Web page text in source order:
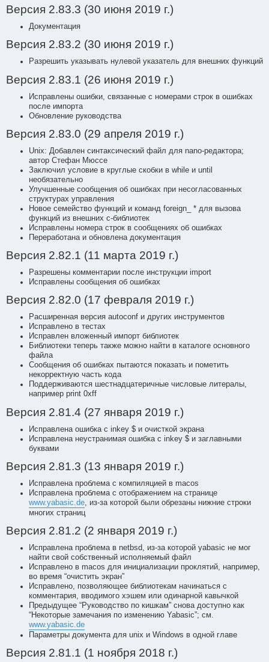
Версия 2.83.3 (30 июня 2019 г.)
Документация
Версия 2.83.2 (30 июня 2019 г.)
Разрешить указывать нулевой указатель для внешних функций
Версия 2.83.1 (26 июня 2019 г.)
Исправлены ошибки, связанные с номерами строк в ошибках
после импорта
Обновление руководства
Версия 2.83.0 (29 апреля 2019 г.)
Unix: Добавлен синтаксический файл для nano-редактора;
автор Стефан Мюссе
Заключил условие в круглые скобки в while и until
необязательно
Улучшенные сообщения об ошибках при несогласованных
структурах управления
Новое семейство функций и команд foreign_ * для вызова
функций из внешних c-библиотек
Исправлены номера строк в сообщениях об ошибках
Переработана и обновлена документация
Версия 2.82.1 (11 марта 2019 г.)
Разрешены комментарии после инструкции import
Исправлены сообщения об ошибках
Версия 2.82.0 (17 февраля 2019 г.)
Расширенная версия autoconf и других инструментов
Исправлено в тестах
Исправлен вложенный импорт библиотек
Библиотеки теперь также можно найти в каталоге основного
файла
Сообщения об ошибках пытаются показать и пометить
некорректную часть кода
Поддерживаются шестнадцатеричные числовые литералы,
например print 0xff
Версия 2.81.4 (27 января 2019 г.)
Исправлена ошибка с inkey $ и очисткой экрана
Исправлена неустранимая ошибка с inkey $ и заглавными
буквами
Версия 2.81.3 (13 января 2019 г.)
Исправлена проблема с компиляцией в macos
Исправлена проблема с отображением на странице
www.yabasic.de, из-за которой были обрезаны нижние строки
многих страниц
Версия 2.81.2 (2 января 2019 г.)
Исправлена проблема в netbsd, из-за которой yabasic не мог
найти свой собственный исполняемый файл
Исправлено в macos для инициализации проклятий, например,
во время “очистить экран”
Исправлено, позволяющее библиотекам начинаться с
комментария, вводимого хэшем или одинарной кавычкой
Предыдущее “Руководство по кишкам” снова доступно как
“Некоторые замечания по изменению Yabasic”; см.
www.yabasic.de
Параметры документа для unix и Windows в одной главе
Версия 2.81.1 (1 ноября 2018 г.)